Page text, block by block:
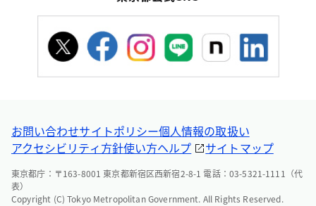
お問い合わせサイトポリシー個人情報の取扱い
アクセシビリティ方針使い方ヘルプ サイトマップ
東京都庁：〒163-8001 東京都新宿区西新宿2-8-1 電話：03-5321-1111（代
表）
Copyright (C) Tokyo Metropolitan Government. All Rights Reserved.